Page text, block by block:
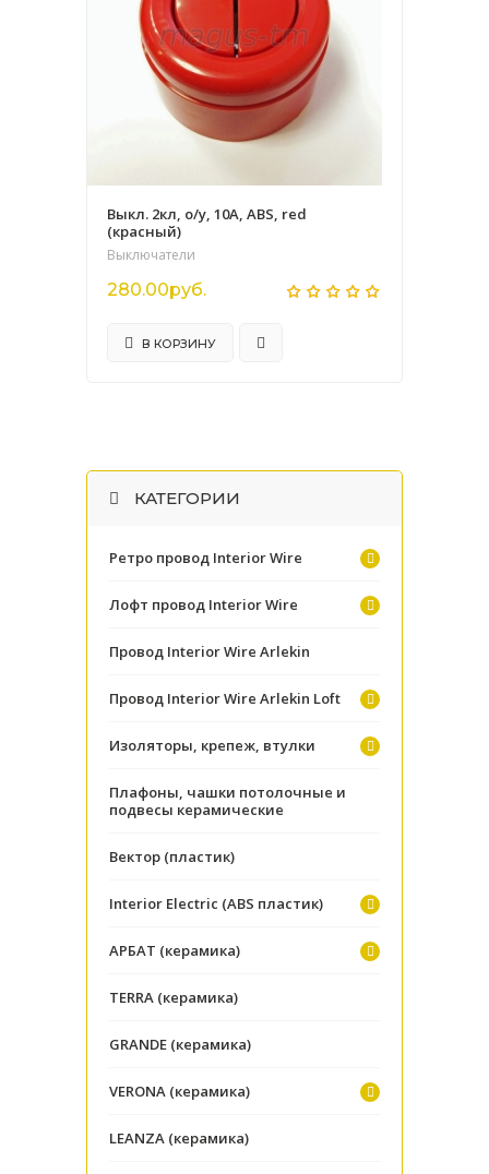
Выкл. 2кл, о/у, 10А, ABS, red
(красный)
Выключатели
280.00руб.
В КОРЗИНУ
КАТЕГОРИИ
Ретро провод Interior Wire
Лофт провод Interior Wire
Провод Interior Wire Arlekin
Провод Interior Wire Arlekin Loft
Изоляторы, крепеж, втулки
Плафоны, чашки потолочные и
подвесы керамические
Вектор (пластик)
Interior Electric (ABS пластик)
АРБАТ (керамика)
TERRA (керамика)
GRANDE (керамика)
VERONA (керамика)
LEANZA (керамика)